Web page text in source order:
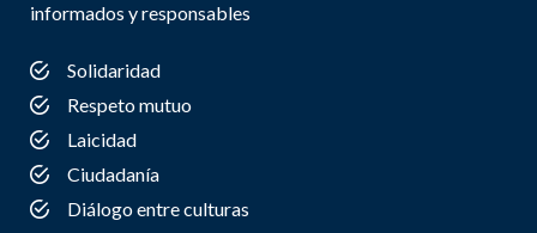
informados y responsables
Solidaridad
Respeto mutuo
Laicidad
Ciudadanía
Diálogo entre culturas